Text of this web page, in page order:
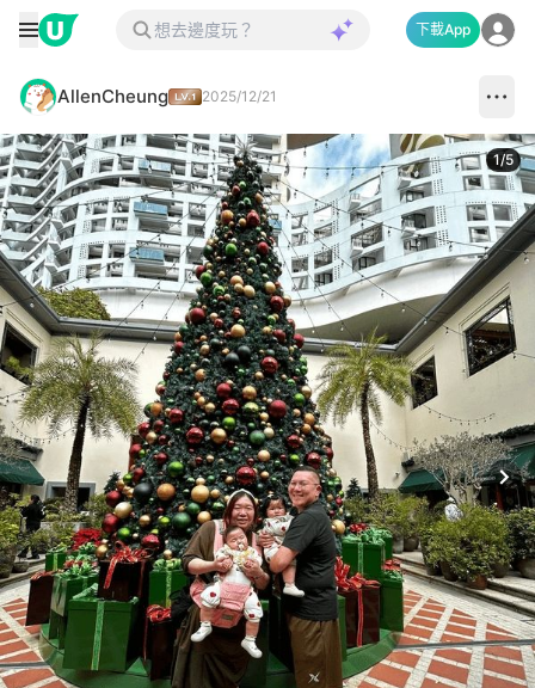
下載App
AllenCheung 2025/12/21
1/5